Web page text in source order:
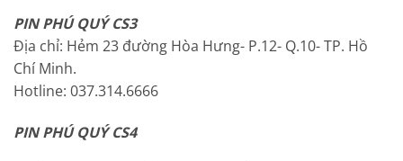
PIN PHÚ QUÝ CS3
Địa chỉ: Hẻm 23 đường Hòa Hưng- P.12- Q.10- TP. Hồ
Chí Minh.
Hotline: 037.314.6666
PIN PHÚ QUÝ CS4